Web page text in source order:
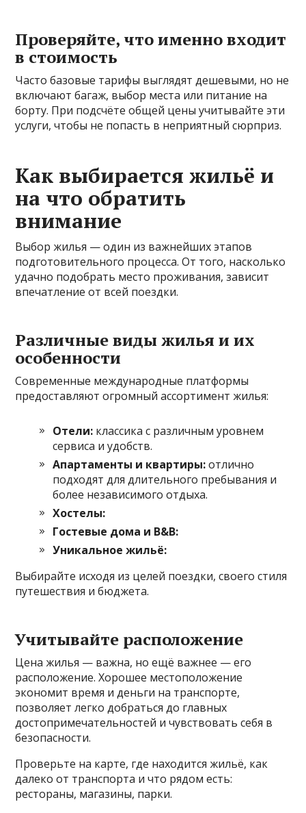
Проверяйте, что именно входит
в стоимость
Часто базовые тарифы выглядят дешевыми, но не
включают багаж, выбор места или питание на
борту. При подсчёте общей цены учитывайте эти
услуги, чтобы не попасть в неприятный сюрприз.
Как выбирается жильё и
на что обратить
внимание
Выбор жилья — один из важнейших этапов
подготовительного процесса. От того, насколько
удачно подобрать место проживания, зависит
впечатление от всей поездки.
Различные виды жилья и их
особенности
Современные международные платформы
предоставляют огромный ассортимент жилья:
Отели: классика с различным уровнем
сервиса и удобств.
Апартаменты и квартиры:отлично
подходят для длительного пребывания и
более независимого отдыха.
Хостелы:
Гостевые дома и B&B:
Уникальное жильё:
Выбирайте исходя из целей поездки, своего стиля
путешествия и бюджета.
Учитывайте расположение
Цена жилья — важна, но ещё важнее — его
расположение. Хорошее местоположение
экономит время и деньги на транспорте,
позволяет легко добраться до главных
достопримечательностей и чувствовать себя в
безопасности.
Проверьте на карте, где находится жильё, как
далеко от транспорта и что рядом есть:
рестораны, магазины, парки.